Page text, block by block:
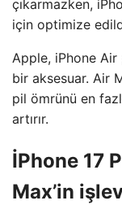
çıkarmazken,
için optimize
Apple, iPhone
bir aksesuar. Air
pil ömrünü en
artırır.
İPhone 17
Max’in